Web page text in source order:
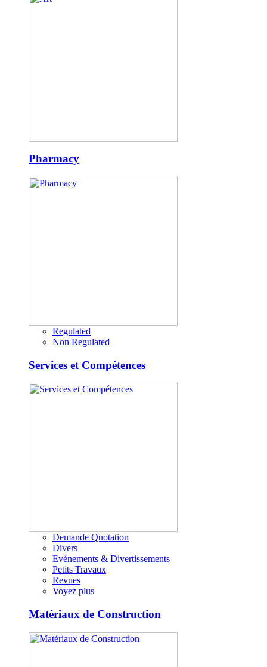
Pharmacy
Regulated
Non Regulated
Services et Compétences
Demande Quotation
Divers
Evénements & Divertissements
Petits Travaux
Revues
Voyez plus
Matériaux de Construction